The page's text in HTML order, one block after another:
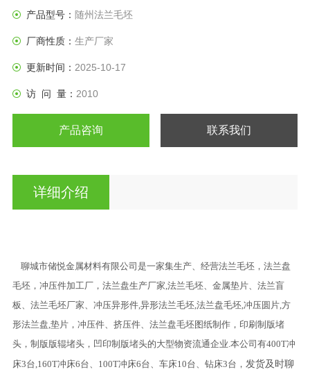
产品型号： 随州法兰毛坯
厂商性质： 生产厂家
更新时间： 2025-10-17
访 问 量： 2010
产品咨询 联系我们
详细介绍
聊城市储悦金属材料有限公司是一家集生产、经营法兰毛坯，法兰盘
毛坯，冲压件加工厂，法兰盘生产厂家,法兰毛坯、金属垫片、法兰盲
板、法兰毛坯厂家、冲压异形件,异形法兰毛坯,法兰盘毛坯,冲压圆片,方
形法兰盘,垫片，冲压件、挤压件、法兰盘毛坯图纸制作，印刷制版堵
头，制版版辊堵头，凹印制版堵头的大型物资流通企业.本公司有400T冲
床3台,160T冲床6台、100T冲床6台、车床10台、钻床3台， 发货及时聊